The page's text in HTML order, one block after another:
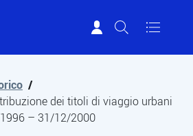
Parma
/
dei titoli di viaggio urbani
– 31/12/2000